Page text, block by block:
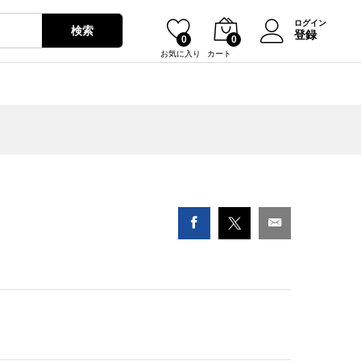
検索
お気に入り
0
カート
0
ログイン
登録